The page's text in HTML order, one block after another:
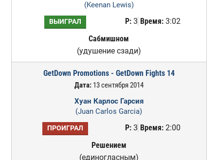
(Keenan Lewis)
ВЫИГРАЛ Р:3 Время:3:02
Сабмишном
(удушение сзади)
GetDown Promotions - GetDown Fights 14
Дата:13 сентября 2014
Хуан Карлос Гарсия
(Juan Carlos Garcia)
ПРОИГРАЛ Р:3 Время:2:00
Решением
(единогласным)